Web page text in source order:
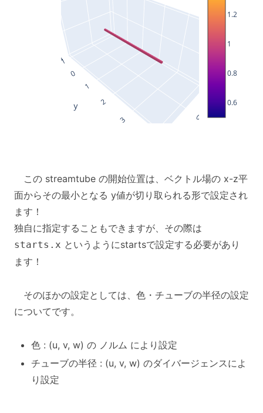
0.6
0.8
1
1.2
この streamtube の開始位置は、ベクトル場の x-z平
面からその最小となる y値が切り取られる形で設定され
ます！
独自に指定することもできますが、その際は
starts.x というようにstartsで設定する必要があり
ます！
そのほかの設定としては、色・チューブの半径の設定
についてです。
色 : (u, v, w) の ノルム により設定
チューブの半径 : (u, v, w) のダイバージェンスによ
り設定